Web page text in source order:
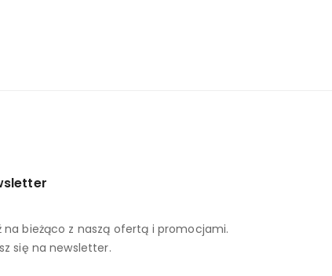
na bieżąco z naszą ofertą i promocjami.
się na newsletter.